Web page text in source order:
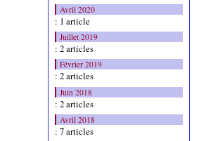
Avril 2020
: 1 article
Juillet 2019
: 2 articles
Février 2019
: 2 articles
Juin 2018
: 2 articles
Avril 2018
: 7 articles